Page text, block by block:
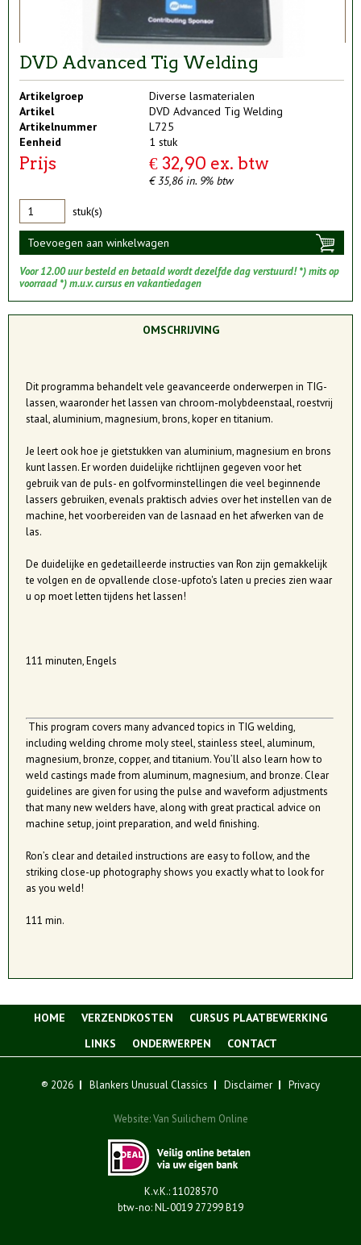
DVD Advanced Tig Welding
Artikelgroep
Diverse lasmaterialen
Artikel
DVD Advanced Tig Welding
Artikelnummer
L725
Eenheid
1 stuk
Prijs € 32,90 ex. btw
€ 35,86 in. 9% btw
stuk(s)
Toevoegen aan winkelwagen
Voor 12.00 uur besteld en betaald wordt dezelfde dag verstuurd! *) mits op
voorraad *) m.u.v. cursus en vakantiedagen
OMSCHRIJVING
Dit programma behandelt vele geavanceerde onderwerpen in TIG-
lassen, waaronder het lassen van chroom-molybdeenstaal, roestvrij
staal, aluminium, magnesium, brons, koper en titanium.
Je leert ook hoe je gietstukken van aluminium, magnesium en brons
kunt lassen. Er worden duidelijke richtlijnen gegeven voor het
gebruik van de puls- en golfvorminstellingen die veel beginnende
lassers gebruiken, evenals praktisch advies over het instellen van de
machine, het voorbereiden van de lasnaad en het afwerken van de
las.
De duidelijke en gedetailleerde instructies van Ron zijn gemakkelijk
te volgen en de opvallende close-upfoto's laten u precies zien waar
u op moet letten tijdens het lassen!
111 minuten, Engels
This program covers many advanced topics in TIG welding,
including welding chrome moly steel, stainless steel, aluminum,
magnesium, bronze, copper, and titanium. You’ll also learn how to
weld castings made from aluminum, magnesium, and bronze. Clear
guidelines are given for using the pulse and waveform adjustments
that many new welders have, along with great practical advice on
machine setup, joint preparation, and weld finishing.
Ron’s clear and detailed instructions are easy to follow, and the
striking close-up photography shows you exactly what to look for
as you weld!
111 min.
HOME VERZENDKOSTEN
CURSUS PLAATBEWERKING
LINKS
ONDERWERPEN CONTACT
® 2026 Blankers Unusual Classics Disclaimer Privacy
Website:Van Suilichem Online
K.v.K.: 11028570
btw-no: NL-0019 27299 B19